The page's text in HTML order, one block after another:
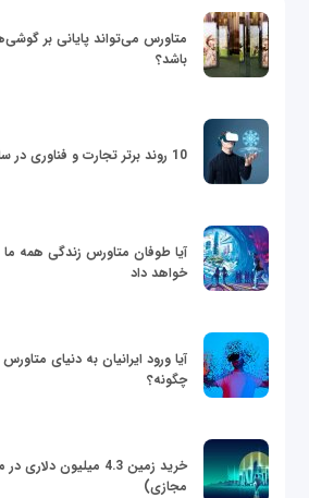
متاورس می‌تواند پایانی بر
باشد؟
10 روند برتر تجارت و فناوری در سال 2022
آیا طوفان متاورس زندگی همه ما
خواهد داد
آیا ورود ایرانیان به دنیای
چگونه؟
خرید زمین 4.3 میلیون
مجازی)